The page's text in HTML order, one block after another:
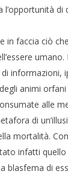
l’opportunità
in faccia ciò
informazioni,
animi
alle
di
mortalità.
infatti
blasfema di